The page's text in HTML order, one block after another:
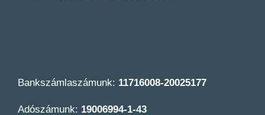
Bankszámlaszámunk: 11716008-20025177
Adószámunk: 19006994-1-43